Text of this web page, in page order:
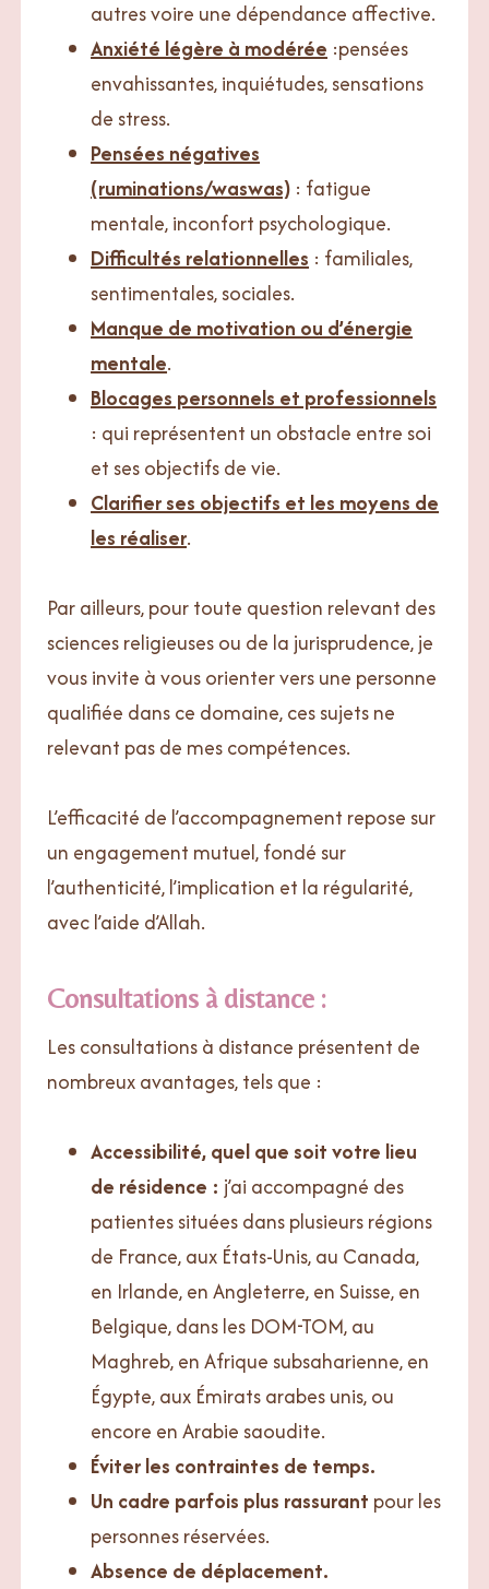
autres voire une dépendance affective.
Anxiété légère à modérée :pensées
envahissantes, inquiétudes, sensations
de stress.
Pensées négatives
(ruminations/waswas) : fatigue
mentale, inconfort psychologique.
Difficultés relationnelles : familiales,
sentimentales, sociales.
Manque de motivation ou d’énergie
mentale.
Blocages personnels et professionnels
: qui représentent un obstacle entre soi
et ses objectifs de vie.
Clarifier ses objectifs et les moyens de
les réaliser.
Par ailleurs, pour toute question relevant des
sciences religieuses ou de la jurisprudence, je
vous invite à vous orienter vers une personne
qualifiée dans ce domaine, ces sujets ne
relevant pas de mes compétences.
L’efficacité de l’accompagnement repose sur
un engagement mutuel, fondé sur
l’authenticité, l’implication et la régularité,
avec l’aide d’Allah.
Consultations à distance :
Les consultations à distance présentent de
nombreux avantages, tels que :
Accessibilité, quel que soit votre lieu
de résidence : j’ai accompagné des
patientes situées dans plusieurs régions
de France, aux États-Unis, au Canada,
en Irlande, en Angleterre, en Suisse, en
Belgique, dans les DOM-TOM, au
Maghreb, en Afrique subsaharienne, en
Égypte, aux Émirats arabes unis, ou
encore en Arabie saoudite.
Éviter les contraintes de temps.
Un cadre parfois plus rassurant pour les
personnes réservées.
Absence de déplacement.